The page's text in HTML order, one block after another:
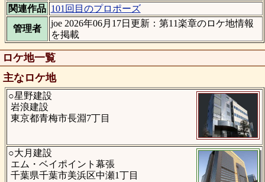
関連作品 101回目のプロポーズ
管理者
joe 2026年06月17日更新：第11楽章のロケ地情報
を掲載
ロケ地一覧
主なロケ地
○星野建設
岩浪建設
東京都青梅市長淵7丁目
○大月建設
エム・ベイポイント幕張
千葉県千葉市美浜区中瀬1丁目